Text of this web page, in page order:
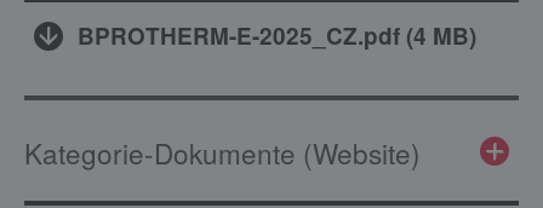
BPROTHERM-E-2025_CZ.pdf (4 MB)
Kategorie-Dokumente (Website)